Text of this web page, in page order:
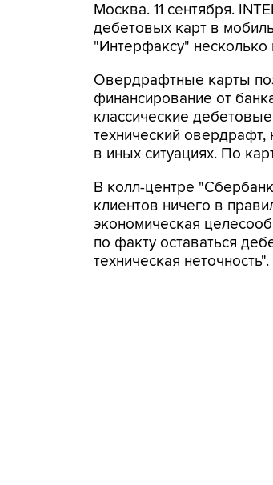
Москва. 11 сентября.
дебетовых карт в
"Интерфаксу" несколько
Овердрафтные карты
финансирование от
классические
технический овердрафт,
в иных ситуациях. По
В колл-центре
клиентов ничего в
экономическая
по факту оставаться
техническая неточность".